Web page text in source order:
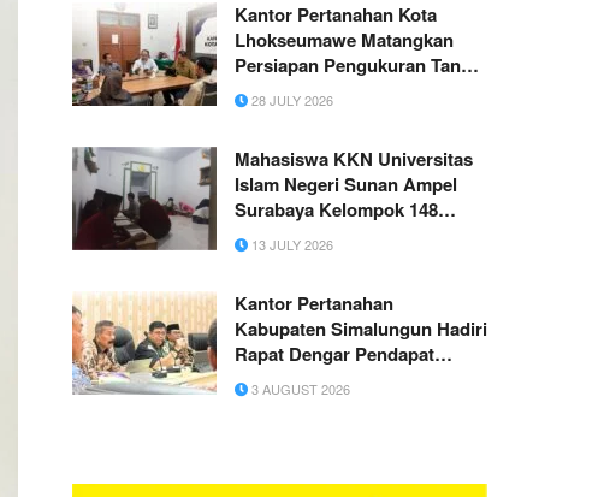
Kantor Pertanahan Kota
Lhokseumawe Matangkan
Persiapan Pengukuran Tanah
untuk Pembangunan Jalan
Lingkar
28 JULY 2026
Mahasiswa KKN Universitas
Islam Negeri Sunan Ampel
Surabaya Kelompok 148
Mendampingi Pembelajaran
TPQ di Desa Wonorejo
13 JULY 2026
Kantor Pertanahan
Kabupaten Simalungun Hadiri
Rapat Dengar Pendapat
Umum Pembahasan Gugus
Tugas Reforma Agraria Tahun
3 AUGUST 2026